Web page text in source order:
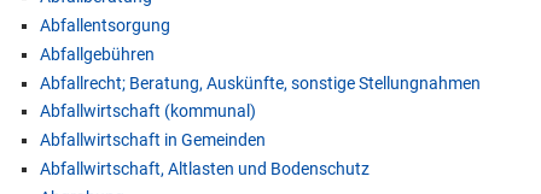
Abfallentsorgung
Abfallgebühren
Abfallrecht; Beratung, Auskünfte, sonstige Stellungnahmen
Abfallwirtschaft (kommunal)
Abfallwirtschaft in Gemeinden
Abfallwirtschaft, Altlasten und Bodenschutz